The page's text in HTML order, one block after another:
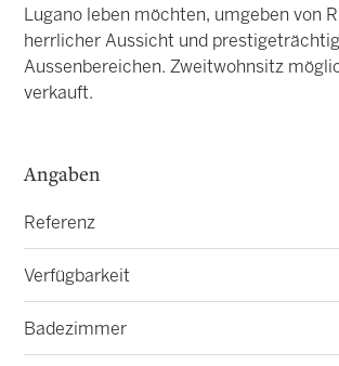
Lugano leben möchten, umgeben von
herrlicher Aussicht und
Aussenbereichen. Zweitwohnsitz
verkauft.
Angaben
Referenz
Verfügbarkeit
Badezimmer